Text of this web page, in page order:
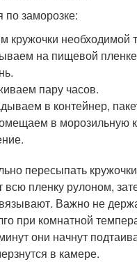
по заморозке:
кружочки необходимой
на пищевой
пару часов.
в контейнер,
в морозильную
пересыпать
всю пленку рулоном,
Важно не
при комнатной
они начнут
в камере.